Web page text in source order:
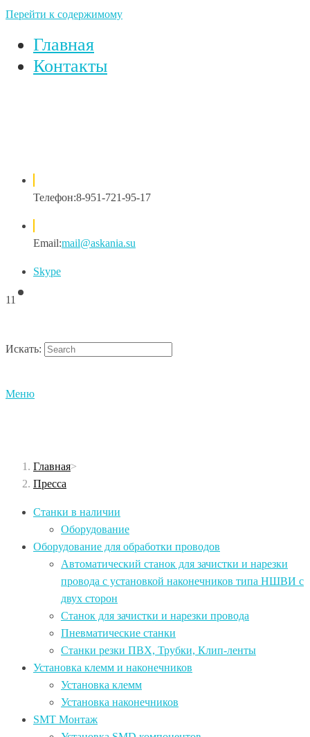
Перейти к содержимому
Главная
Контакты
Телефон:8-951-721-95-17
Email:mail@askania.su
Skype
11
Искать:
Меню
Главная>
Пресса
Станки в наличии
Оборудование
Оборудование для обработки проводов
Автоматический станок для зачистки и нарезки
провода c установкой наконечников типа НШВИ с
двух сторон
Станок для зачистки и нарезки провода
Пневматические станки
Станки резки ПВХ, Трубки, Клип-ленты
Установка клемм и наконечников
Установка клемм
Установка наконечников
SMT Монтаж